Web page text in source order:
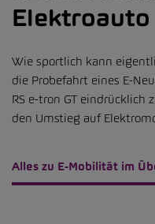
Elektroauto
Wie sportlich kann
die Probefahrt eines E-
RS e-tron GT eindrücklich
den Umstieg auf
Alles zu E-Mobilität im